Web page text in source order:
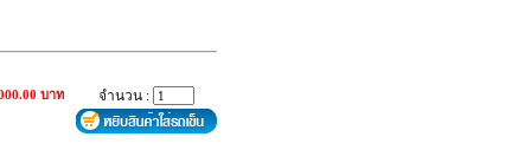
บาท จำนวน :